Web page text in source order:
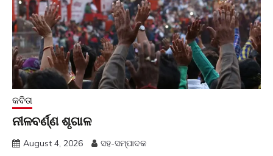
କବିତା
ନୀଳବର୍ଣ୍ଣ ଶୃଗାଳ
August 4, 2026 ସହ-ସମ୍ପାଦକ